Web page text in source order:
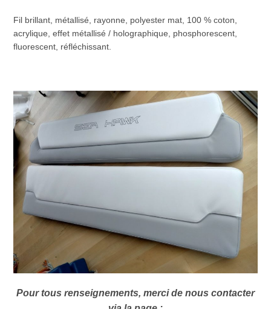
Fil brillant, métallisé, rayonne, polyester mat, 100 % coton,
acrylique, effet métallisé / holographique, phosphorescent,
fluorescent, réfléchissant.
Pour tous renseignements, merci de nous contacter